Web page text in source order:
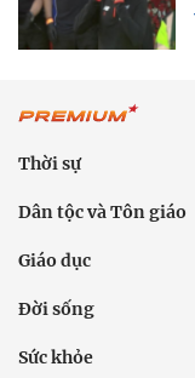
Thời sự
Dân tộc và Tôn giáo
Giáo dục
Đời sống
Sức khỏe